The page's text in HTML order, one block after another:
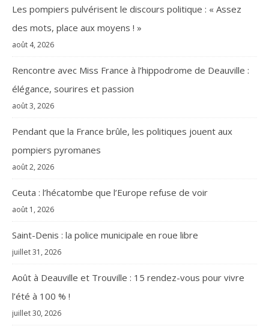
Les pompiers pulvérisent le discours politique : « Assez
des mots, place aux moyens ! »
août 4, 2026
Rencontre avec Miss France à l’hippodrome de Deauville :
élégance, sourires et passion
août 3, 2026
Pendant que la France brûle, les politiques jouent aux
pompiers pyromanes
août 2, 2026
Ceuta : l’hécatombe que l’Europe refuse de voir
août 1, 2026
Saint-Denis : la police municipale en roue libre
juillet 31, 2026
Août à Deauville et Trouville : 15 rendez-vous pour vivre
l’été à 100 % !
juillet 30, 2026